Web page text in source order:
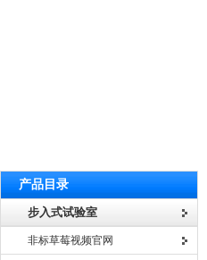
产品目录
步入式试验室
非标草莓视频官网